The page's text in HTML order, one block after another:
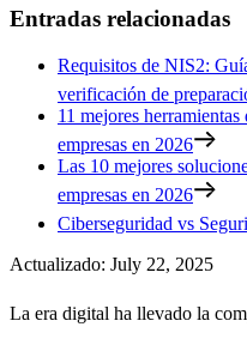
Entradas relacionadas
Requisitos de NIS2:
verificación de
11 mejores
empresas en 2026
Las 10 mejores
empresas en 2026
Ciberseguridad vs
Actualizado: July 22, 2025
La era digital ha llevado la